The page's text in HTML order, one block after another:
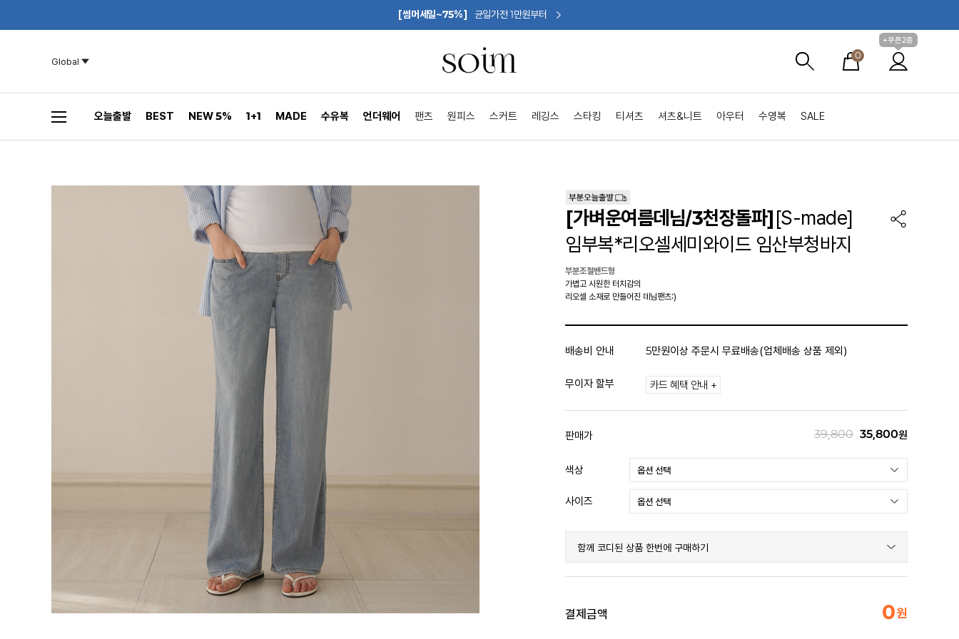
[썸머세일~75%] 균일가전 1만원부터
Global
0
+쿠폰2종
오늘출발 BEST NEW 5% 1+1 MADE 수유복 언더웨어 팬츠 원피스 스커트 레깅스 스타킹 티셔츠 셔츠&니트 아우터 수영복 SALE
[가벼운여름데님/3천장돌파][S-made]
임부복*리오셀세미와이드 임산부청바지
부분조절밴드형
가볍고 시원한 터치감의
리오셀 소재로 만들어진 데님팬츠:)
배송비 안내 5만원이상 주문시 무료배송(업체배송 상품 제외)
무이자 할부 카드 혜택 안내 +
판매가 39,800 35,800원
색상
사이즈
함께 코디된 상품 한번에 구매하기
결제금액 0원